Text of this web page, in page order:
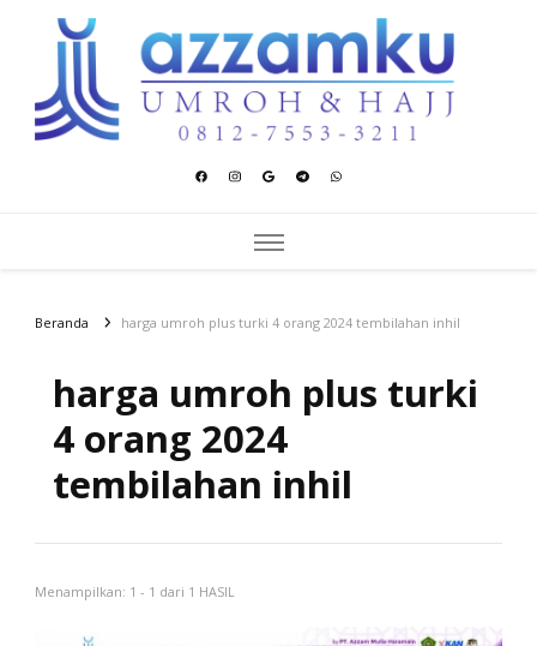
Azzamku Umroh dan Hajj
Beranda harga umroh plus turki 4 orang 2024 tembilahan inhil
harga umroh plus turki
4 orang 2024
tembilahan inhil
Menampilkan: 1 - 1 dari 1 HASIL